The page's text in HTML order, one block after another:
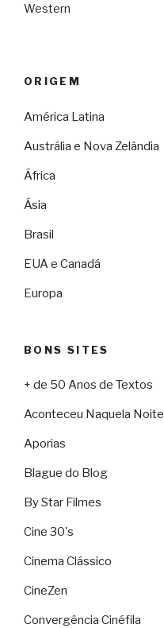
Western
ORIGEM
América Latina
Austrália e Nova Zelândia
África
Ásia
Brasil
EUA e Canadá
Europa
BONS SITES
+ de 50 Anos de Textos
Aconteceu Naquela Noite
Aporias
Blague do Blog
By Star Filmes
Cine 30's
Cinema Clássico
CineZen
Convergência Cinéfila